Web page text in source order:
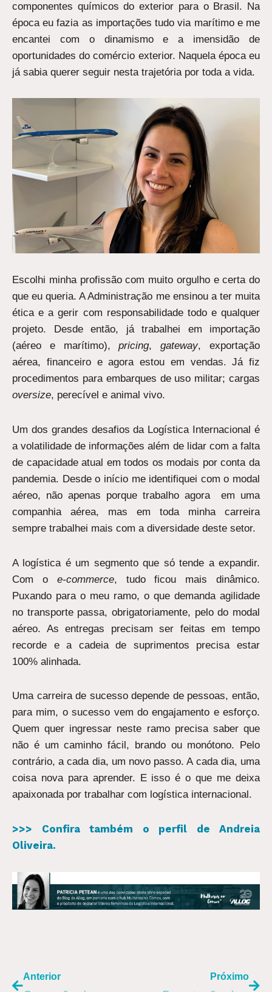
componentes químicos do exterior para o Brasil. Na
época eu fazia as importações tudo via marítimo e me
encantei com o dinamismo e a imensidão de
oportunidades do comércio exterior. Naquela época eu
já sabia querer seguir nesta trajetória por toda a vida.
Escolhi minha profissão com muito orgulho e certa do
que eu queria. A Administração me ensinou a ter muita
ética e a gerir com responsabilidade todo e qualquer
projeto. Desde então, já trabalhei em importação
(aéreo e marítimo),pricing,gateway, exportação
aérea, financeiro e agora estou em vendas. Já fiz
procedimentos para embarques de uso militar; cargas
oversize, perecível e animal vivo.
Um dos grandes desafios da Logística Internacional é
a volatilidade de informações além de lidar com a falta
de capacidade atual em todos os modais por conta da
pandemia. Desde o início me identifiquei com o modal
aéreo, não apenas porque trabalho agora em uma
companhia aérea, mas em toda minha carreira
sempre trabalhei mais com a diversidade deste setor.
A logística é um segmento que só tende a expandir.
Com o e-commerce, tudo ficou mais dinâmico.
Puxando para o meu ramo, o que demanda agilidade
no transporte passa, obrigatoriamente, pelo do modal
aéreo. As entregas precisam ser feitas em tempo
recorde e a cadeia de suprimentos precisa estar
100% alinhada.
Uma carreira de sucesso depende de pessoas, então,
para mim, o sucesso vem do engajamento e esforço.
Quem quer ingressar neste ramo precisa saber que
não é um caminho fácil, brando ou monótono. Pelo
contrário, a cada dia, um novo passo. A cada dia, uma
coisa nova para aprender. E isso é o que me deixa
apaixonada por trabalhar com logística internacional.
>>> Confira também o perfil de Andreia
Oliveira.
Anterior Próximo